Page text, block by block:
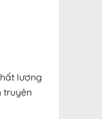
lượng
truyện